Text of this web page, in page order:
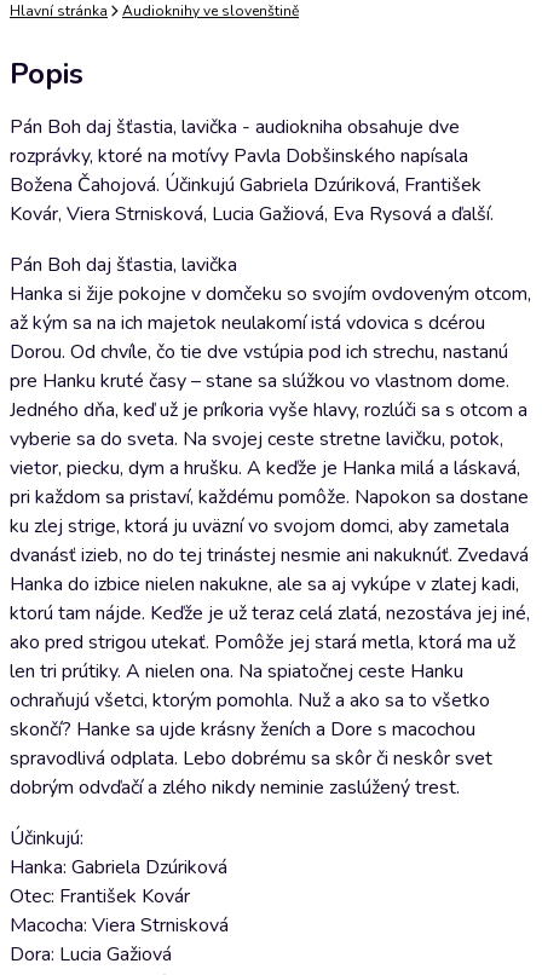
Hlavní stránka Audioknihy ve slovenštině
Popis
Pán Boh daj šťastia, lavička - audiokniha obsahuje dve
rozprávky, ktoré na motívy Pavla Dobšinského napísala
Božena Čahojová. Účinkujú Gabriela Dzúriková, František
Kovár, Viera Strnisková, Lucia Gažiová, Eva Rysová a ďalší.
Pán Boh daj šťastia, lavička
Hanka si žije pokojne v domčeku so svojím ovdoveným otcom,
až kým sa na ich majetok neulakomí istá vdovica s dcérou
Dorou. Od chvíle, čo tie dve vstúpia pod ich strechu, nastanú
pre Hanku kruté časy – stane sa slúžkou vo vlastnom dome.
Jedného dňa, keď už je príkoria vyše hlavy, rozlúči sa s otcom a
vyberie sa do sveta. Na svojej ceste stretne lavičku, potok,
vietor, piecku, dym a hrušku. A keďže je Hanka milá a láskavá,
pri každom sa pristaví, každému pomôže. Napokon sa dostane
ku zlej strige, ktorá ju uväzní vo svojom domci, aby zametala
dvanásť izieb, no do tej trinástej nesmie ani nakuknúť. Zvedavá
Hanka do izbice nielen nakukne, ale sa aj vykúpe v zlatej kadi,
ktorú tam nájde. Keďže je už teraz celá zlatá, nezostáva jej iné,
ako pred strigou utekať. Pomôže jej stará metla, ktorá ma už
len tri prútiky. A nielen ona. Na spiatočnej ceste Hanku
ochraňujú všetci, ktorým pomohla. Nuž a ako sa to všetko
skončí? Hanke sa ujde krásny ženích a Dore s macochou
spravodlivá odplata. Lebo dobrému sa skôr či neskôr svet
dobrým odvďačí a zlého nikdy neminie zaslúžený trest.
Účinkujú:
Hanka: Gabriela Dzúriková
Otec: František Kovár
Macocha: Viera Strnisková
Dora: Lucia Gažiová